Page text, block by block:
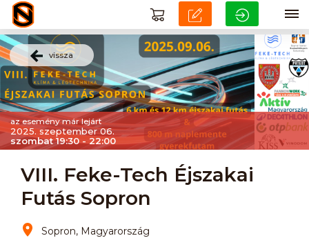
vissza
az esemény már lejárt
2025. szeptember 06.
szombat 19:30 - 22:00
VIII. Feke-Tech Éjszakai
Futás Sopron
Sopron, Magyarország